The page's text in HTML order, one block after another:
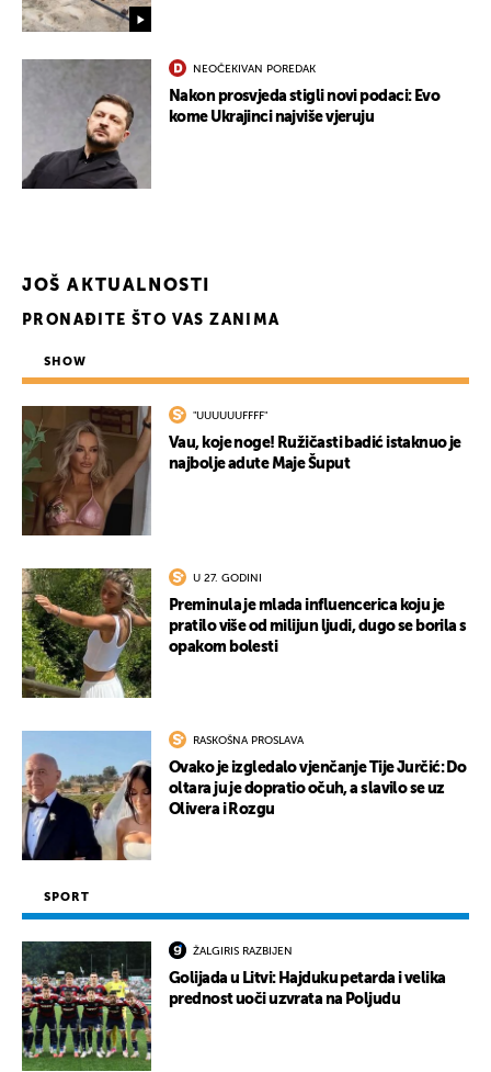
NEOČEKIVAN POREDAK
Nakon prosvjeda stigli novi podaci: Evo
kome Ukrajinci najviše vjeruju
JOŠ AKTUALNOSTI
PRONAĐITE ŠTO VAS ZANIMA
SHOW
"UUUUUUFFFF"
Vau, koje noge! Ružičasti badić istaknuo je
najbolje adute Maje Šuput
U 27. GODINI
Preminula je mlada influencerica koju je
pratilo više od milijun ljudi, dugo se borila s
opakom bolesti
RASKOŠNA PROSLAVA
Ovako je izgledalo vjenčanje Tije Jurčić: Do
oltara ju je dopratio očuh, a slavilo se uz
Olivera i Rozgu
SPORT
ŽALGIRIS RAZBIJEN
Golijada u Litvi: Hajduku petarda i velika
prednost uoči uzvrata na Poljudu